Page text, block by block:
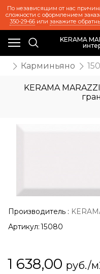
По независящим от нас
сложности с оформлением
350-29-66или закажите
KERAMA
Карминьяно
KERAMA
Производитель :
Артикул: 15080
1 638,00 руб./